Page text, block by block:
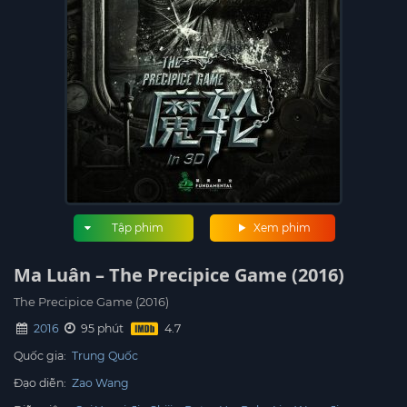
Xem phim
Tập phim
Ma Luân – The Precipice Game (2016)
The Precipice Game (2016)
2016
95 phút
Quốc gia: Trung Quốc
Đạo diễn: Zao Wang